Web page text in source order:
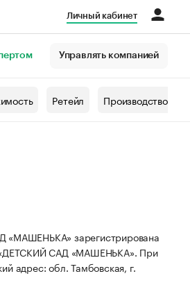
Личный кабинет
Управлять компанией
Ретейл Производство
зарегистрирована
САД «МАШЕНЬКА». При
адрес: обл. Тамбовская, г.